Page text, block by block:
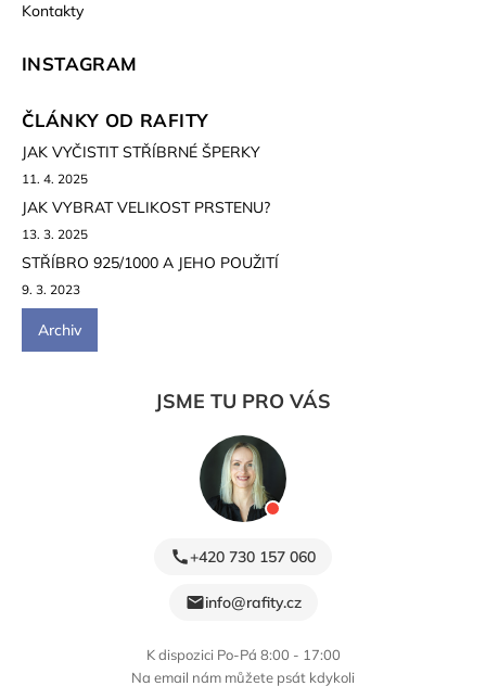
Kontakty
INSTAGRAM
ČLÁNKY OD RAFITY
JAK VYČISTIT STŘÍBRNÉ ŠPERKY
11. 4. 2025
JAK VYBRAT VELIKOST PRSTENU?
13. 3. 2025
STŘÍBRO 925/1000 A JEHO POUŽITÍ
9. 3. 2023
Archiv
JSME TU PRO VÁS
+420 730 157 060
info@rafity.cz
K dispozici Po-Pá 8:00 - 17:00
Na email nám můžete psát kdykoli